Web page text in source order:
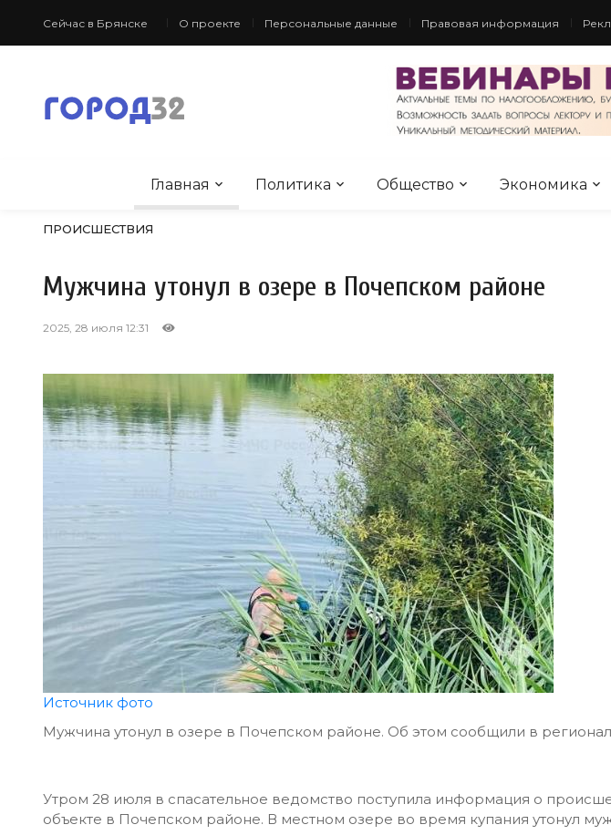
Сейчас в Брянске О проекте Персональные данные Правовая информация
Главная Политика Общество Экономика
ПРОИСШЕСТВИЯ
Мужчина утонул в озере в Почепском районе
2025, 28 июля 12:31
Источник фото
Мужчина утонул в озере в Почепском районе. Об этом сообщили в
Утром 28 июля в спасательное ведомство поступила информация о
объекте в Почепском районе. В местном озере во время купания утонул